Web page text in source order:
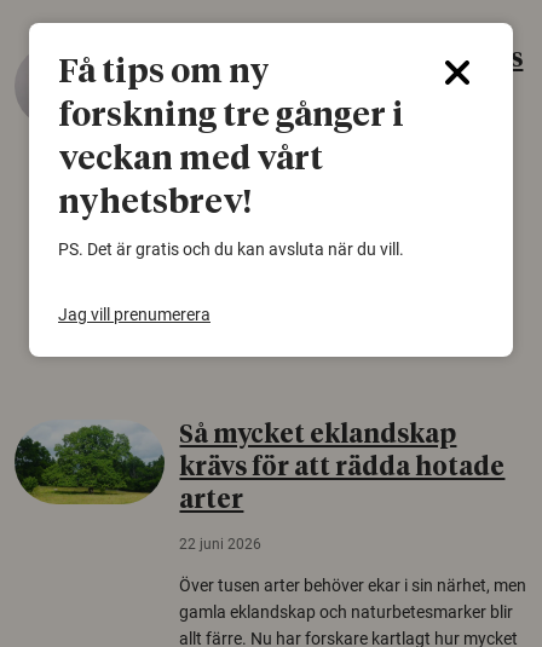
Gammalt skinn var Sveriges
äldsta sko
22 juni 2026
björnfäll visar sig vara delar av en 2000 år
skomode och beskrivs som mycket ovanligt i
Så mycket eklandskap
krävs för att rädda hotade
arter
22 juni 2026
Över tusen arter behöver ekar i sin närhet, men
gamla eklandskap och naturbetesmarker blir
allt färre. Nu har forskare kartlagt hur mycket
Få tips om ny
forskning tre gånger i
veckan med vårt
nyhetsbrev!
PS. Det är gratis och du kan avsluta när du vill.
Jag vill prenumerera